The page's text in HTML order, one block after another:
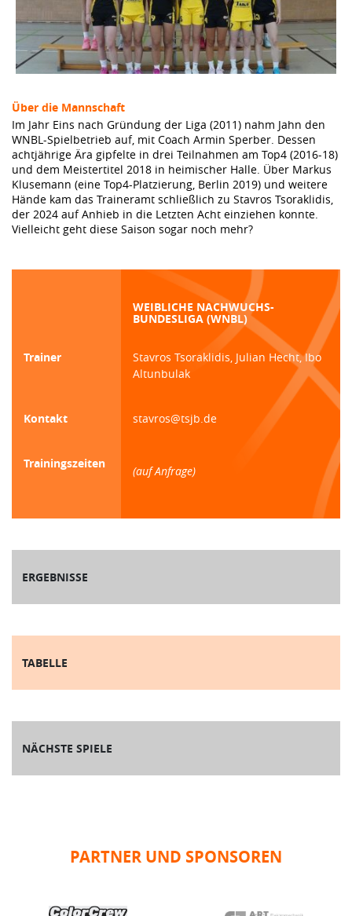
Über die Mannschaft
Im Jahr Eins nach Gründung der Liga (2011) nahm Jahn den
WNBL-Spielbetrieb auf, mit Coach Armin Sperber. Dessen
achtjährige Ära gipfelte in drei Teilnahmen am Top4 (2016-18)
und dem Meistertitel 2018 in heimischer Halle. Über Markus
Klusemann (eine Top4-Platzierung, Berlin 2019) und weitere
Hände kam das Traineramt schließlich zu Stavros Tsoraklidis,
der 2024 auf Anhieb in die Letzten Acht einziehen konnte.
Vielleicht geht diese Saison sogar noch mehr?
WEIBLICHE NACHWUCHS-
BUNDESLIGA (WNBL)
Trainer
Stavros Tsoraklidis, Julian Hecht, Ibo
Altunbulak
Kontakt stavros@tsjb.de
Trainingszeiten
(auf Anfrage)
ERGEBNISSE
TABELLE
NÄCHSTE SPIELE
PARTNER UND SPONSOREN